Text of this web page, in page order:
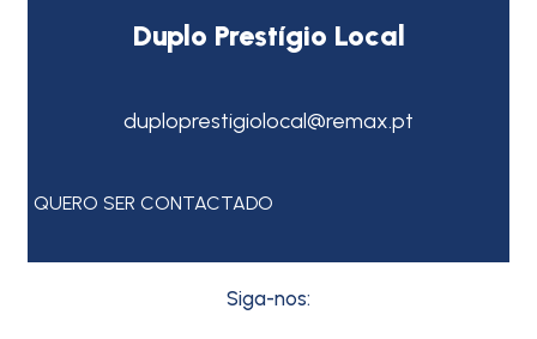
Duplo Prestígio Local
duploprestigiolocal@remax.pt
QUERO SER CONTACTADO
Siga-nos: